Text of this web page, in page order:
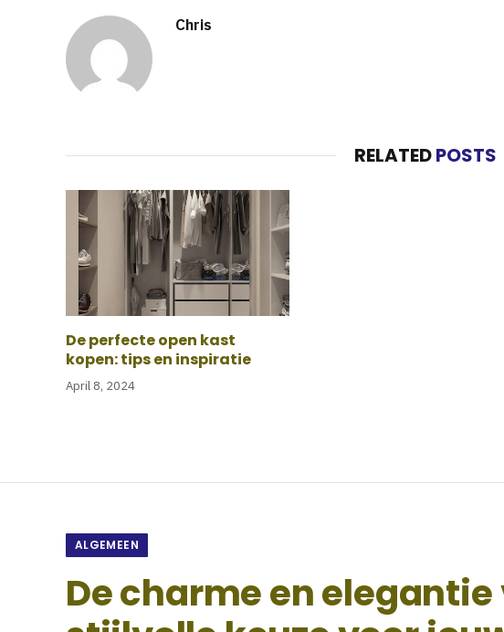
Chris
RELATEDPOSTS
De perfecte open kast
kopen: tips en inspiratie
April 8, 2024
ALGEMEEN
De charme en